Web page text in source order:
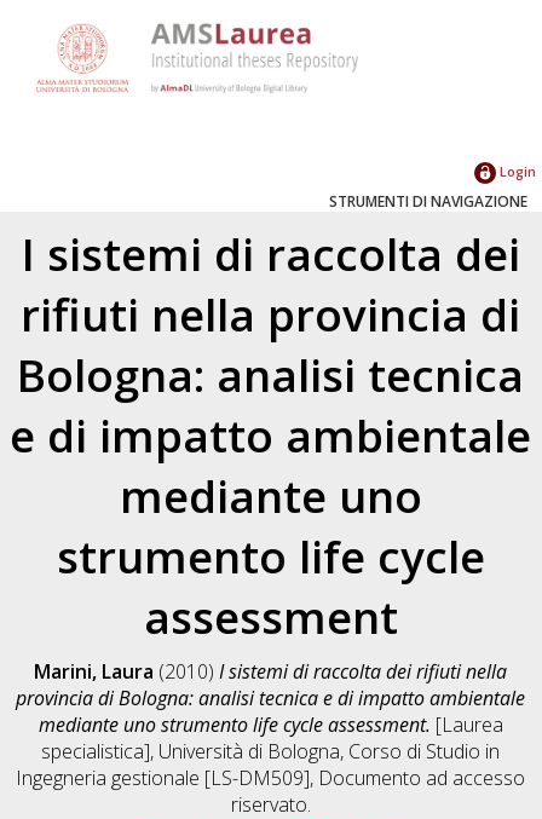
Login
STRUMENTI DI NAVIGAZIONE
I sistemi di raccolta dei
rifiuti nella provincia di
Bologna: analisi tecnica
e di impatto ambientale
mediante uno
strumento life cycle
assessment
Marini, Laura (2010)I sistemi di raccolta dei rifiuti nella
provincia di Bologna: analisi tecnica e di impatto ambientale
mediante uno strumento life cycle assessment. [Laurea
specialistica], Università di Bologna, Corso di Studio in
Ingegneria gestionale [LS-DM509], Documento ad accesso
riservato.